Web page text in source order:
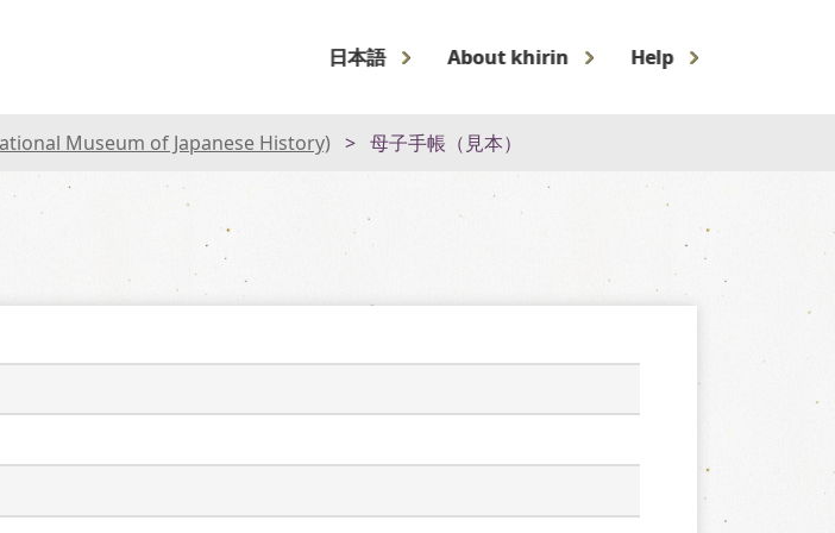
日本語 About khirin Help
Museum of Japanese History) 母子手帳（見本）